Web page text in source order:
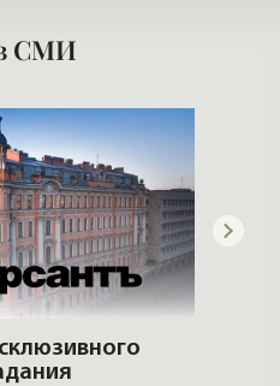
СМИ